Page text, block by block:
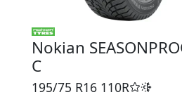
Nokian
C
195/75 R16 110R